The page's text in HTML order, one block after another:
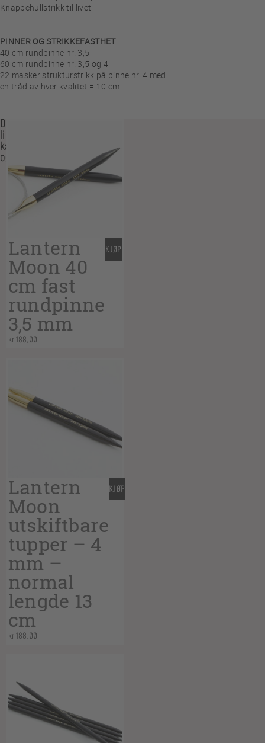
Knappehullstrikk til livet
PINNER OG STRIKKEFASTHET
40 cm rundpinne nr. 3,5
60 cm rundpinne nr. 3,5 og 4
22 masker strukturstrikk på pinne nr. 4 med
en tråd av hver kvalitet = 10 cm
Du
liker
kanskje
også…
Lantern
Moon 40
cm fast
rundpinne
3,5 mm
kr188,00
KJØP
Lantern
Moon
utskiftbare
tupper – 4
mm –
normal
lengde 13
cm
kr188,00
KJØP